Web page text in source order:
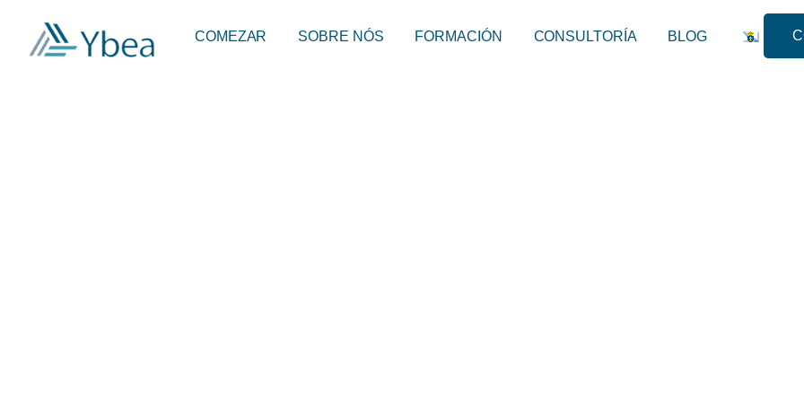
COMEZAR SOBRE NÓS FORMACIÓN CONSULTORÍA BLOG